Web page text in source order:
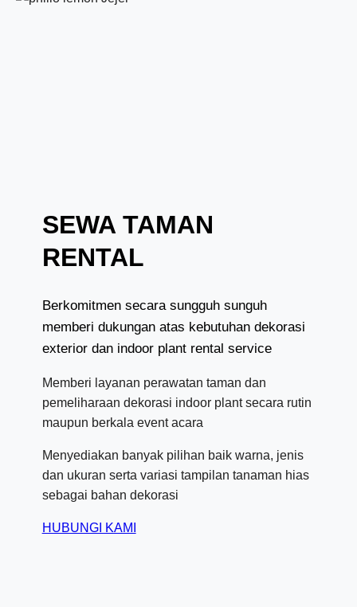
SEWA TAMAN
RENTAL
Berkomitmen secara sungguh sunguh
memberi dukungan atas kebutuhan dekorasi
exterior dan indoor plant rental service
Memberi layanan perawatan taman dan
pemeliharaan dekorasi indoor plant secara rutin
maupun berkala event acara
Menyediakan banyak pilihan baik warna, jenis
dan ukuran serta variasi tampilan tanaman hias
sebagai bahan dekorasi
HUBUNGI KAMI